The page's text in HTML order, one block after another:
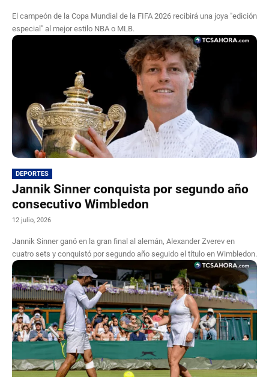
El campeón de la Copa Mundial de la FIFA 2026 recibirá una joya "edición
especial" al mejor estilo NBA o MLB.
DEPORTES
Jannik Sinner conquista por segundo año
consecutivo Wimbledon
12 julio, 2026
Jannik Sinner ganó en la gran final al alemán, Alexander Zverev en
cuatro sets y conquistó por segundo año seguido el título en Wimbledon.